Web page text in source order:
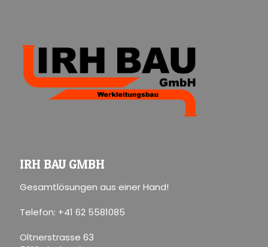
IRH BAU GMBH
Gesamtlösungen aus einer Hand!
Telefon: +41 62 5581085
Oltnerstrasse 63